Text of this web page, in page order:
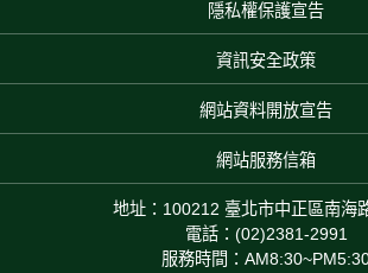
隱私權保護宣告
資訊安全政策
網站資料開放宣告
網站服務信箱
地址：100212 臺北市中正區南海
電話：(02)2381-2991
服務時間：